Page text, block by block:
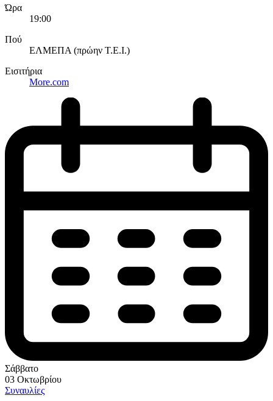
Ώρα
19:00
Πού
ΕΛΜΕΠΑ (πρώην Τ.Ε.Ι.)
Εισιτήρια
More.com
Σάββατο
03 Οκτωβρίου
Συναυλίες